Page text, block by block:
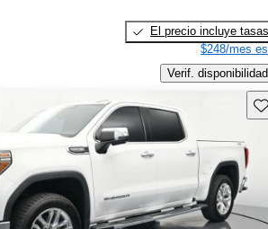
El precio incluye tasas
$248/mes
Verif. disponibilidad